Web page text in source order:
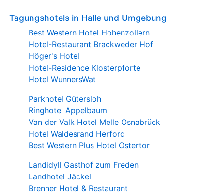
Tagungshotels in Halle und Umgebung
Best Western Hotel Hohenzollern
Hotel-Restaurant Brackweder Hof
Höger's Hotel
Hotel-Residence Klosterpforte
Hotel WunnersWat
Parkhotel Gütersloh
Ringhotel Appelbaum
Van der Valk Hotel Melle Osnabrück
Hotel Waldesrand Herford
Best Western Plus Hotel Ostertor
Landidyll Gasthof zum Freden
Landhotel Jäckel
Brenner Hotel & Restaurant